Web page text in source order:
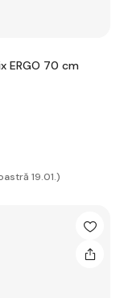
ERGO 70 cm
19.01.)